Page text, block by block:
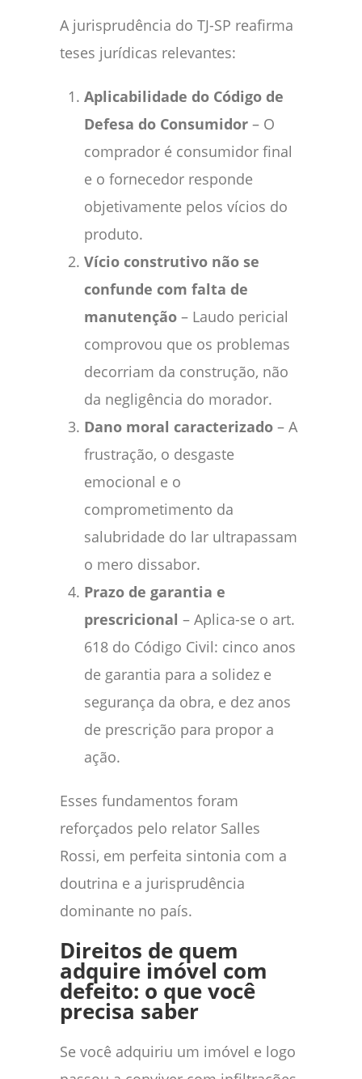
A jurisprudência do TJ-SP reafirma
teses jurídicas relevantes:
Aplicabilidade do Código de
Defesa do Consumidor – O
comprador é consumidor final
e o fornecedor responde
objetivamente pelos vícios do
produto.
Vício construtivo não se
confunde com falta de
manutenção – Laudo pericial
comprovou que os problemas
decorriam da construção, não
da negligência do morador.
Dano moral caracterizado – A
frustração, o desgaste
emocional e o
comprometimento da
salubridade do lar ultrapassam
o mero dissabor.
Prazo de garantia e
prescricional – Aplica-se o art.
618 do Código Civil: cinco anos
de garantia para a solidez e
segurança da obra, e dez anos
de prescrição para propor a
ação.
Esses fundamentos foram
reforçados pelo relator Salles
Rossi, em perfeita sintonia com a
doutrina e a jurisprudência
dominante no país.
Direitos de quem
adquire imóvel com
defeito: o que você
precisa saber
Se você adquiriu um imóvel e logo